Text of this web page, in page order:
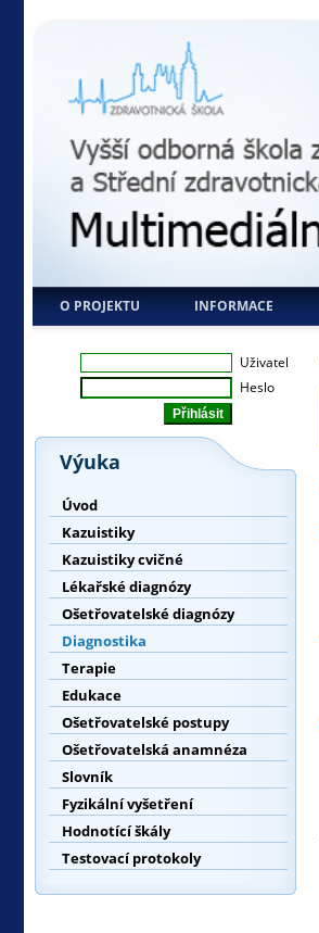
O PROJEKTU INFORMACE
Uživatel
Heslo
Výuka
Úvod
Kazuistiky
Kazuistiky cvičné
Lékařské diagnózy
Ošetřovatelské diagnózy
Diagnostika
Terapie
Edukace
Ošetřovatelské postupy
Ošetřovatelská anamnéza
Slovník
Fyzikální vyšetření
Hodnotící škály
Testovací protokoly